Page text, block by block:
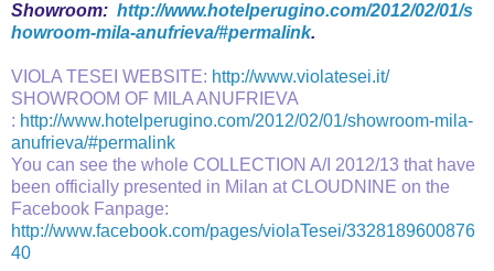
Showroom: http://www.hotelperugino.com/2012/02/01/s
howroom-mila-anufrieva/#permalink.
VIOLA TESEI WEBSITE: http://www.violatesei.it/
SHOWROOM OF MILA ANUFRIEVA
: http://www.hotelperugino.com/2012/02/01/showroom-mila-
anufrieva/#permalink
You can see the whole COLLECTION A/I 2012/13 that have
been officially presented in Milan at CLOUDNINE on the
Facebook Fanpage:
http://www.facebook.com/pages/violaTesei/3328189600876
40